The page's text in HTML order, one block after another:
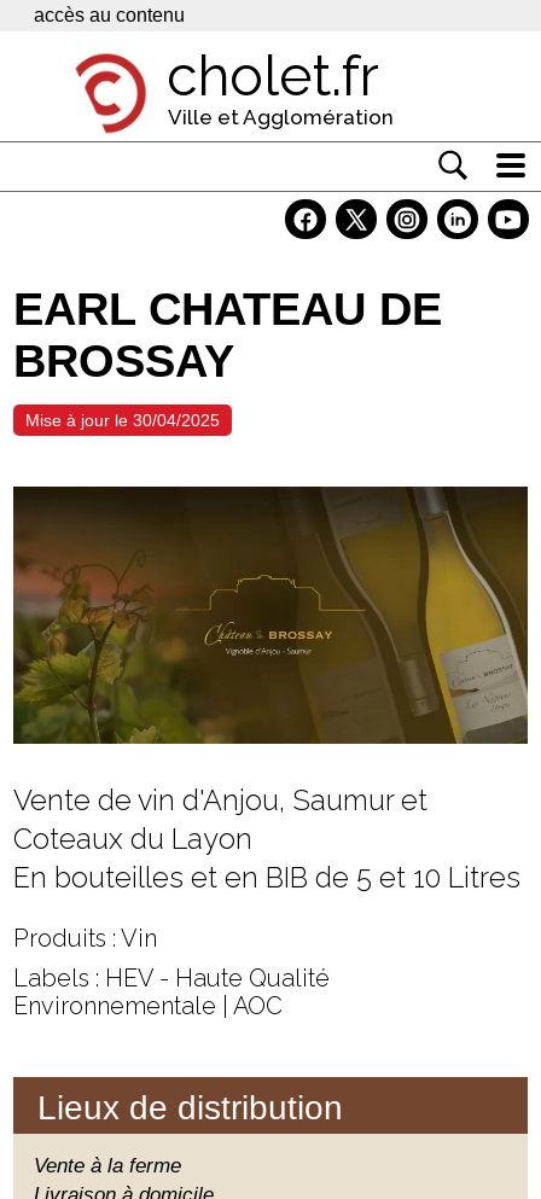
Panneau de gestion des cookies
accès au contenu
cholet.fr
Ville et Agglomération
Economie
Services
Contacts
EARL CHATEAU DE
BROSSAY
Mise à jour le 30/04/2025
Vente de vin d'Anjou, Saumur et
Coteaux du Layon
En bouteilles et en BIB de 5 et 10 Litres
Produits : Vin
Labels : HEV - Haute Qualité
Environnementale | AOC
Lieux de distribution
Vente à la ferme